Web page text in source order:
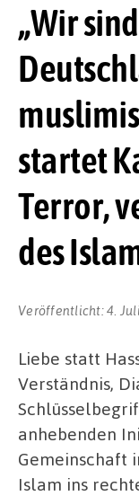
„Wir
startet
Terror,
des
Veröffentlicht:4.
Liebe statt
Verständnis,
anhebenden
Gemeinschaft
Islam ins